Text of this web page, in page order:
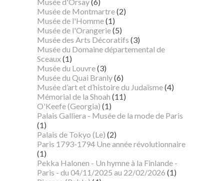
Musée de Montmartre(2)
Musée de l'Homme(1)
Musée de l'Orangerie(5)
Musée des Arts Décoratifs (3)
Musée du Domaine départemental de
Sceaux(1)
Musée du Louvre(3)
Musée du Quai Branly(6)
Musée d’art et d’histoire du Judaïsme(4)
Mémorial de la Shoah (11)
O'Keefe (Georgia) (1)
Palais Galliera - Musée de la mode de Paris
(1)
Palais de Tokyo (Le) (2)
Paris 1793-1794 Une année révolutionnaire
(1)
Pekka Halonen - Un hymne à la Finlande -
Paris - du 04/11/2025 au 22/02/2026 (1)